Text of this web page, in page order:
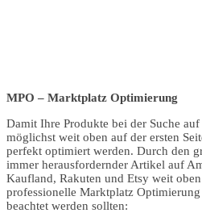
MPO – Marktplatz Optimierung
Damit Ihre Produkte bei der Suche
möglichst weit oben auf der ersten
perfekt optimiert werden. Durch den
immer herausfordernder Artikel auf
Kaufland, Rakuten und Etsy weit
professionelle Marktplatz
beachtet werden sollten: